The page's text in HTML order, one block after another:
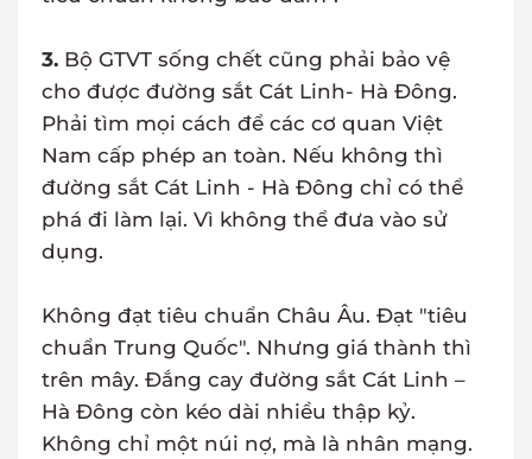
3. Bộ GTVT sống chết cũng phải bảo vệ
cho được đường sắt Cát Linh- Hà Đông.
Phải tìm mọi cách để các cơ quan Việt
Nam cấp phép an toàn. Nếu không thì
đường sắt Cát Linh - Hà Đông chỉ có thể
phá đi làm lại. Vì không thể đưa vào sử
dụng.
Không đạt tiêu chuẩn Châu Âu. Đạt "tiêu
chuẩn Trung Quốc". Nhưng giá thành thì
trên mây. Đắng cay đường sắt Cát Linh –
Hà Đông còn kéo dài nhiều thập kỷ.
Không chỉ một núi nợ, mà là nhân mạng.